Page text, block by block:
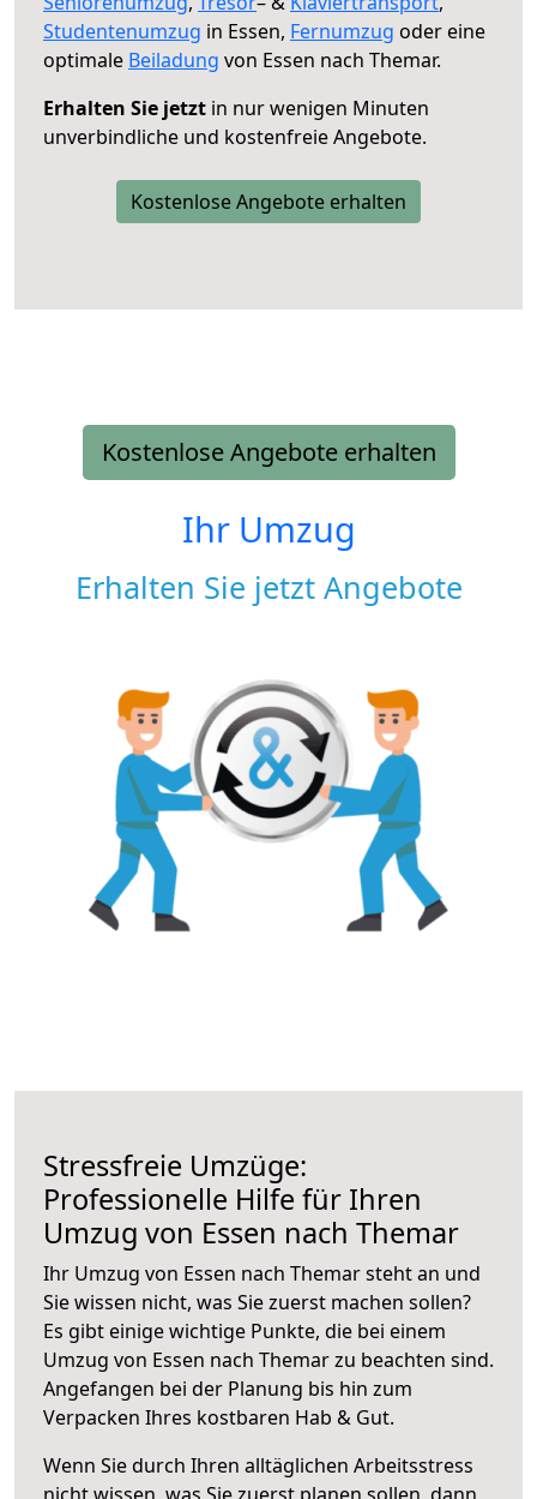
Studentenumzug in Essen, Fernumzug oder eine
optimale Beiladung von Essen nach Themar.
Erhalten Sie jetzt in nur wenigen Minuten
unverbindliche und kostenfreie Angebote.
Kostenlose Angebote erhalten
Kostenlose Angebote erhalten
Ihr Umzug
Erhalten Sie jetzt Angebote
Stressfreie Umzüge:
Professionelle Hilfe für Ihren
Umzug von Essen nach Themar
Ihr Umzug von Essen nach Themar steht an und
Sie wissen nicht, was Sie zuerst machen sollen?
Es gibt einige wichtige Punkte, die bei einem
Umzug von Essen nach Themar zu beachten sind.
Angefangen bei der Planung bis hin zum
Verpacken Ihres kostbaren Hab & Gut.
Wenn Sie durch Ihren alltäglichen Arbeitsstress